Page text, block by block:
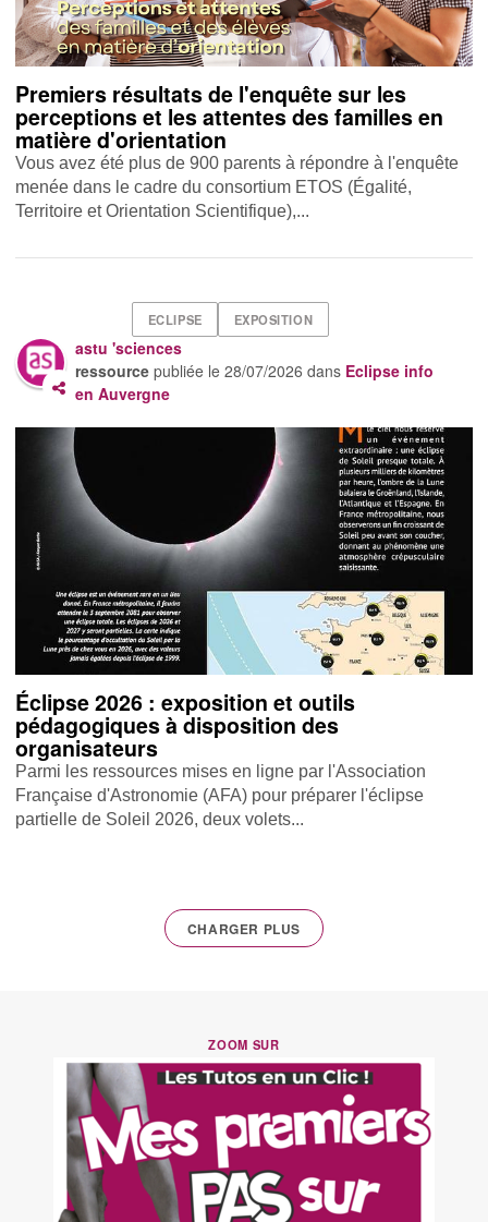
Premiers résultats de l'enquête sur les
perceptions et les attentes des familles en
matière d'orientation
Vous avez été plus de 900 parents à répondre à l'enquête
menée dans le cadre du consortium ETOS (Égalité,
Territoire et Orientation Scientifique),...
ECLIPSE EXPOSITION
astu 'sciences
ressource publiée le28/07/2026 dans Eclipse info
en Auvergne
Éclipse 2026 : exposition et outils
pédagogiques à disposition des
organisateurs
Parmi les ressources mises en ligne par l'Association
Française d'Astronomie (AFA) pour préparer l'éclipse
partielle de Soleil 2026, deux volets...
CHARGER PLUS
ZOOM SUR